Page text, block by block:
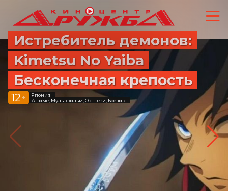
Истребитель демонов:
Kimetsu No Yaiba
Бесконечная крепость
12 +
Япония
Аниме, Мультфильм, Фэнтези, Боевик